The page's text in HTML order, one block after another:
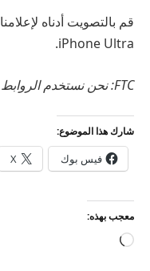
قم بالتصويت أدناه
iPhone Ultra.
FTC: نحن نستخدم الروابط التابعة التلقائية لكسب الدخل.
شارك هذا الموضوع:
فيس بوك X
معجب بهذه:
جاري